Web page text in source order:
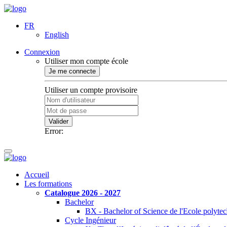
FR
English
Connexion
Utiliser mon compte école
Je me connecte
Utiliser un compte provisoire
Valider
Error:
Accueil
Les formations
Catalogue 2026 - 2027
Bachelor
BX - Bachelor of Science de l'Ecole
Cycle Ingénieur